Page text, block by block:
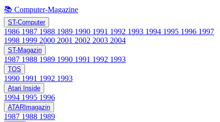
📚 Computer-Magazine
ST-Computer
1986 1987 1988 1989 1990 1991 1992 1993 1994 1995 1996 1997
1998 1999 2000 2001 2002 2003 2004
ST-Magazin
1987 1988 1989 1990 1991 1992 1993
TOS
1990 1991 1992 1993
Atari Inside
1994 1995 1996
ATARImagazin
1987 1988 1989